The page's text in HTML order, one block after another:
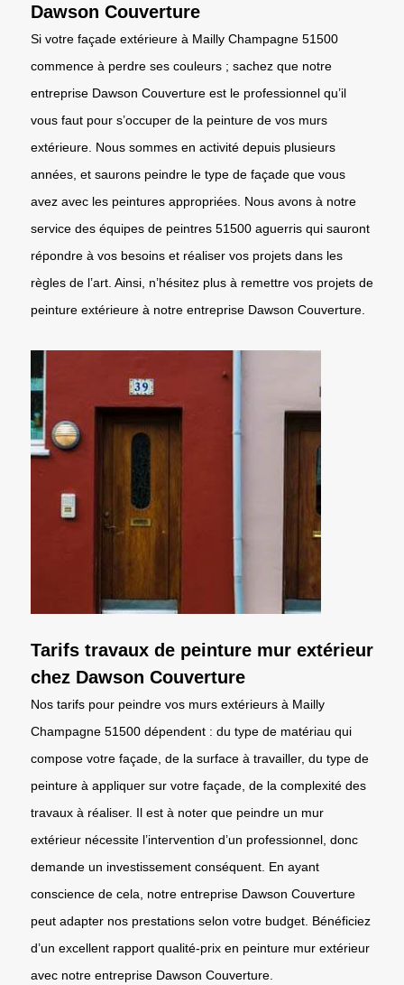
Dawson Couverture
Si votre façade extérieure à Mailly Champagne 51500
commence à perdre ses couleurs ; sachez que notre
entreprise Dawson Couverture est le professionnel qu’il
vous faut pour s’occuper de la peinture de vos murs
extérieure. Nous sommes en activité depuis plusieurs
années, et saurons peindre le type de façade que vous
avez avec les peintures appropriées. Nous avons à notre
service des équipes de peintres 51500 aguerris qui sauront
répondre à vos besoins et réaliser vos projets dans les
règles de l’art. Ainsi, n’hésitez plus à remettre vos projets de
peinture extérieure à notre entreprise Dawson Couverture.
Tarifs travaux de peinture mur extérieur
chez Dawson Couverture
Nos tarifs pour peindre vos murs extérieurs à Mailly
Champagne 51500 dépendent : du type de matériau qui
compose votre façade, de la surface à travailler, du type de
peinture à appliquer sur votre façade, de la complexité des
travaux à réaliser. Il est à noter que peindre un mur
extérieur nécessite l’intervention d’un professionnel, donc
demande un investissement conséquent. En ayant
conscience de cela, notre entreprise Dawson Couverture
peut adapter nos prestations selon votre budget. Bénéficiez
d’un excellent rapport qualité-prix en peinture mur extérieur
avec notre entreprise Dawson Couverture.